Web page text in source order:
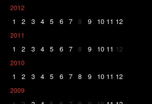
2012
1 2 3 4 5 6 7 8 9 10 11 12
2011
1 2 3 4 5 6 7 8 9 10 11 12
2010
1 2 3 4 5 6 7 8 9 10 11 12
2009